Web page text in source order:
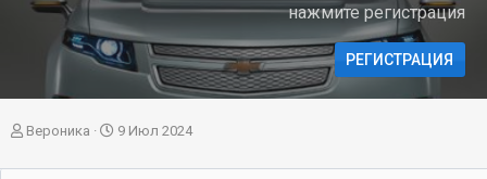
нажмите регистрация
РЕГИСТРАЦИЯ
А
т
Вероника
Д
т
9 Июл 2024